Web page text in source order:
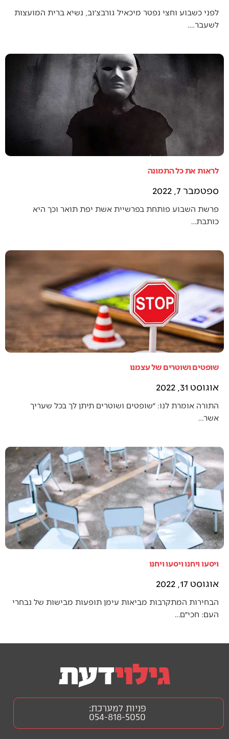
לפני כשבוע וחצי נפטר מיכאיל גורבצ׳וב, נשיא ברית המועצות
לשעבר.…
לראות את כל התמונה
ספטמבר 7, 2022
פרשת השבוע פותחת בפרשיית אשת יפת תואר וכך היא
כותבת…
שופטים ושוטרים של עצמנו
אוגוסט 31, 2022
התורה אומרת לנו: ״שופטים ושוטרים תיתן לך בכל שעריך
אשר…
ויסעו ויחנו ויסעו ויחנו
אוגוסט 17, 2022
הבחירות המתקרבות מביאות עימן תופעות מבישות של נבחרי
העם: חכי״ם…
פניות למערכת:
054-818-5050